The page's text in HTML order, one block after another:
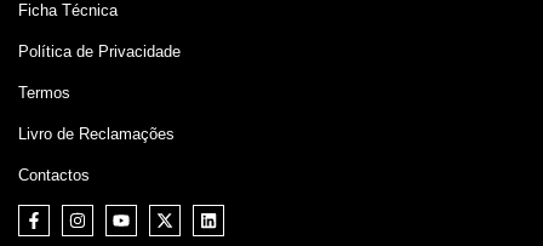
Ficha Técnica
Política de Privacidade
Termos
Livro de Reclamações
Contactos